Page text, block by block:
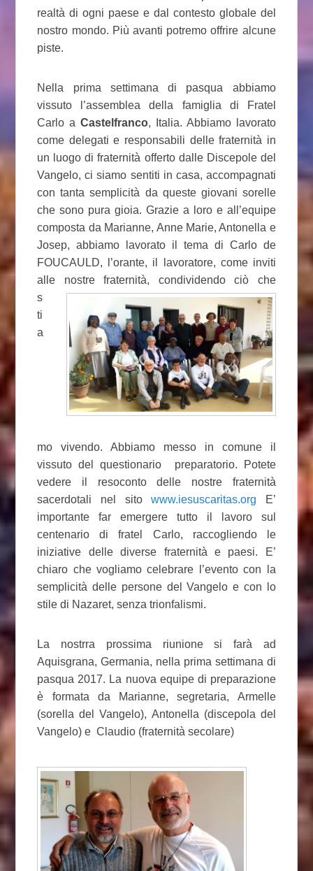
realtà di ogni paese e dal contesto globale del
nostro mondo. Più avanti potremo offrire alcune
piste.
Nella prima settimana di pasqua abbiamo
vissuto l’assemblea della famiglia di Fratel
Carlo aCastelfranco, Italia. Abbiamo lavorato
come delegati e responsabili delle fraternità in
un luogo di fraternità offerto dalle Discepole del
Vangelo, ci siamo sentiti in casa, accompagnati
con tanta semplicità da queste giovani sorelle
che sono pura gioia. Grazie a loro e all’equipe
composta da Marianne, Anne Marie, Antonella e
Josep, abbiamo lavorato il tema di Carlo de
FOUCAULD, l’orante, il lavoratore, come inviti
alle nostre fraternità, condividendo ciò che
s
ti
a
mo vivendo. Abbiamo messo in comune il
vissuto del questionario preparatorio. Potete
vedere il resoconto delle nostre fraternità
sacerdotali nel sitowww.iesuscaritas.org E’
importante far emergere tutto il lavoro sul
centenario di fratel Carlo, raccogliendo le
iniziative delle diverse fraternità e paesi. E’
chiaro che vogliamo celebrare l’evento con la
semplicità delle persone del Vangelo e con lo
stile di Nazaret, senza trionfalismi.
La nostrra prossima riunione si farà ad
Aquisgrana, Germania, nella prima settimana di
pasqua 2017. La nuova equipe di preparazione
è formata da Marianne, segretaria, Armelle
(sorella del Vangelo), Antonella (discepola del
Vangelo) e Claudio (fraternità secolare)